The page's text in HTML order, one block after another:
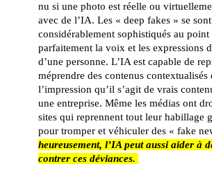
nu si une photo est réelle ou
avec de l’IA. Les « deep fakes » se
considérablement sophistiqués au point
parfaitement la voix et les expressions
d’une personne. L’IA est capable de
méprendre des contenus
l’impression qu’il s’agit de vrais
une entreprise. Même les médias ont
sites qui reprennent tout leur habillage
pour tromper et véhiculer des « fake
heureusement, l’IA peut aussi aider à
contrer ces déviances.